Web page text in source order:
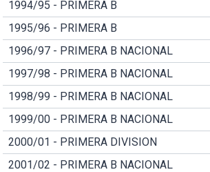
1994/95 - PRIMERA B
1995/96 - PRIMERA B
1996/97 - PRIMERA B NACIONAL
1997/98 - PRIMERA B NACIONAL
1998/99 - PRIMERA B NACIONAL
1999/00 - PRIMERA B NACIONAL
2000/01 - PRIMERA DIVISION
2001/02 - PRIMERA B NACIONAL